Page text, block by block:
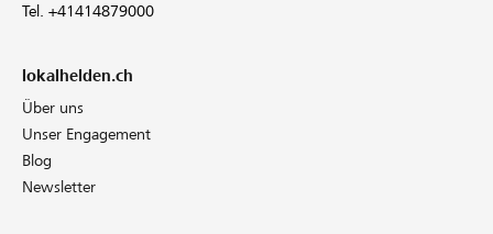
Tel. +41414879000
lokalhelden.ch
Über uns
Unser Engagement
Blog
Newsletter